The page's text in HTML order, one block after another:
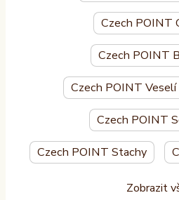
Czech POINT
Czech POINT
Czech POINT Veselí
Czech POINT
Czech POINT Stachy
Zobrazit